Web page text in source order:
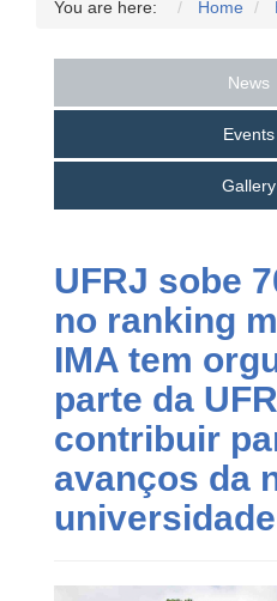
You are here: Home
News
Events
Gallery
UFRJ sobe
no ranking
IMA tem
parte da
contribuir
avanços da
universidade